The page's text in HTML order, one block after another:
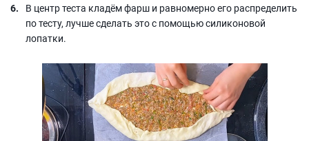
В центр теста кладём фарш и равномерно его распределить
по тесту, лучше сделать это с помощью силиконовой
лопатки.